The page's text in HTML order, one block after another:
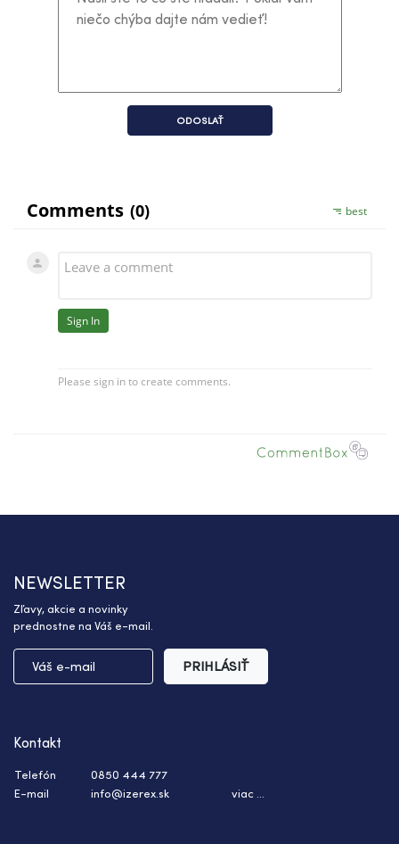
ODOSLAŤ
NEWSLETTER
Zľavy, akcie a novinky
prednostne na Váš e-mail.
PRIHLÁSIŤ
Kontakt
Telefón
0850 444 777
E-mail
info@izerex.sk viac ...